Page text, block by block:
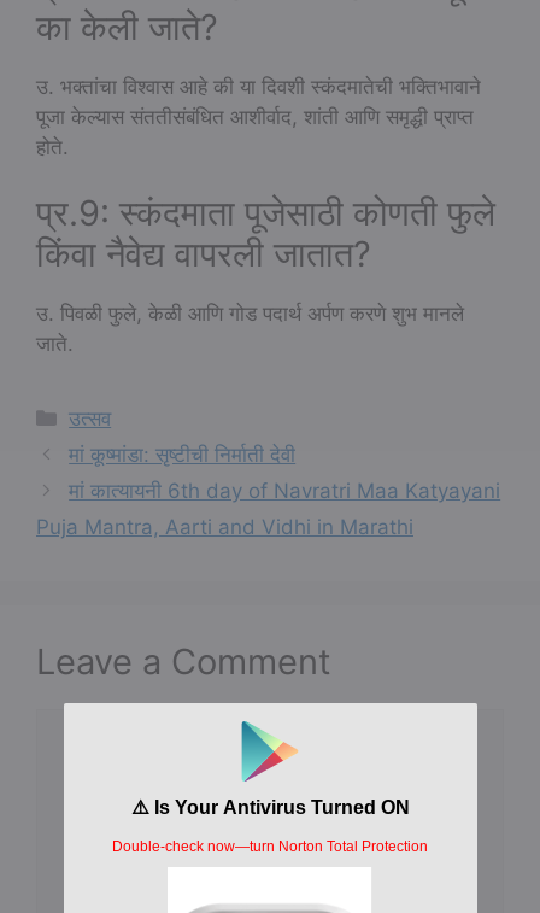
का केली जाते?
उ. भक्तांचा विश्वास आहे की या दिवशी स्कंदमातेची भक्तिभावाने
पूजा केल्यास संततीसंबंधित आशीर्वाद, शांती आणि समृद्धी प्राप्त
होते.
प्र.9: स्कंदमाता पूजेसाठी कोणती फुले
किंवा नैवेद्य वापरली जातात?
उ. पिवळी फुले, केळी आणि गोड पदार्थ अर्पण करणे शुभ मानले
जाते.
Categories
उत्सव
मां कूष्मांडा: सृष्टीची निर्माती देवी
मां कात्यायनी 6th day of Navratri Maa Katyayani
Puja Mantra, Aarti and Vidhi in Marathi
Leave a Comment